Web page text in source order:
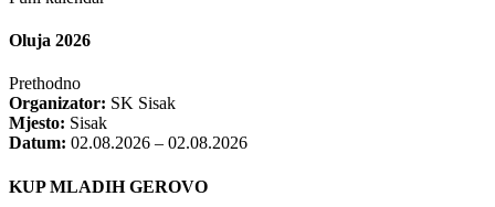
Oluja 2026
Prethodno
Organizator: SK Sisak
Mjesto: Sisak
Datum: 02.08.2026 – 02.08.2026
KUP MLADIH GEROVO